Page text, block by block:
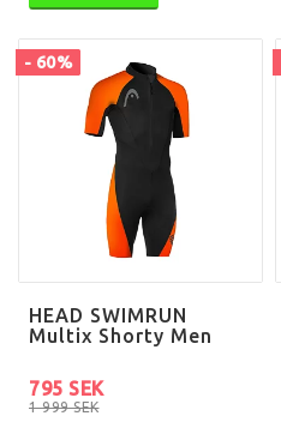
- 60%
HEAD SWIMRUN
Multix Shorty Men
1 999 SEK
795 SEK